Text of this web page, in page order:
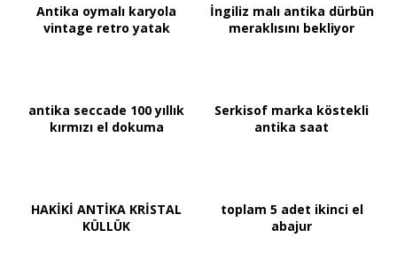
Antika oymalı karyola
vintage retro yatak
İngiliz malı antika dürbün
meraklısını bekliyor
antika seccade 100 yıllık
kırmızı el dokuma
Serkisof marka köstekli
antika saat
HAKİKİ ANTİKA KRİSTAL
KÜLLÜK
toplam 5 adet ikinci el
abajur